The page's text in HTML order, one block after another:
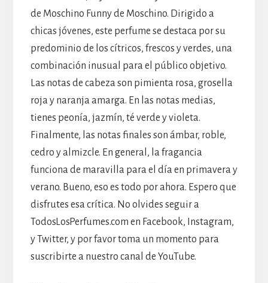
de Moschino Funny de Moschino. Dirigido a
chicas jóvenes, este perfume se destaca por su
predominio de los cítricos, frescos y verdes, una
combinación inusual para el público objetivo.
Las notas de cabeza son pimienta rosa, grosella
roja y naranja amarga. En las notas medias,
tienes peonía, jazmín, té verde y violeta.
Finalmente, las notas finales son ámbar, roble,
cedro y almizcle. En general, la fragancia
funciona de maravilla para el día en primavera y
verano. Bueno, eso es todo por ahora. Espero que
disfrutes esa crítica. No olvides seguir a
TodosLosPerfumes.com en Facebook, Instagram,
y Twitter, y por favor toma un momento para
suscribirte a nuestro canal de YouTube.